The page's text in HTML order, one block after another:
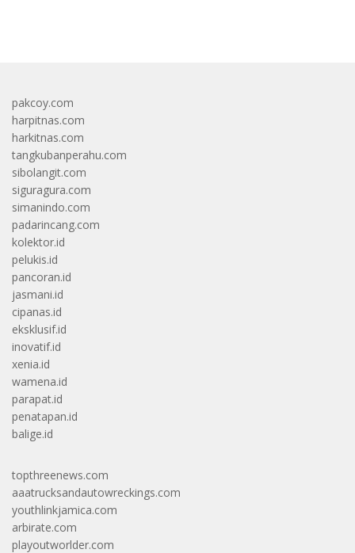
pakcoy.com
harpitnas.com
harkitnas.com
tangkubanperahu.com
sibolangit.com
siguragura.com
simanindo.com
padarincang.com
kolektor.id
pelukis.id
pancoran.id
jasmani.id
cipanas.id
eksklusif.id
inovatif.id
xenia.id
wamena.id
parapat.id
penatapan.id
balige.id
topthreenews.com
aaatrucksandautowreckings.com
youthlinkjamica.com
arbirate.com
playoutworlder.com